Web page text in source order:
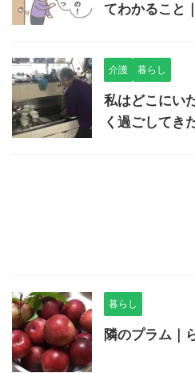
てわかること
介護 暮らし
私はどこにい
く過ごしてき
暮らし
隣のプラム｜